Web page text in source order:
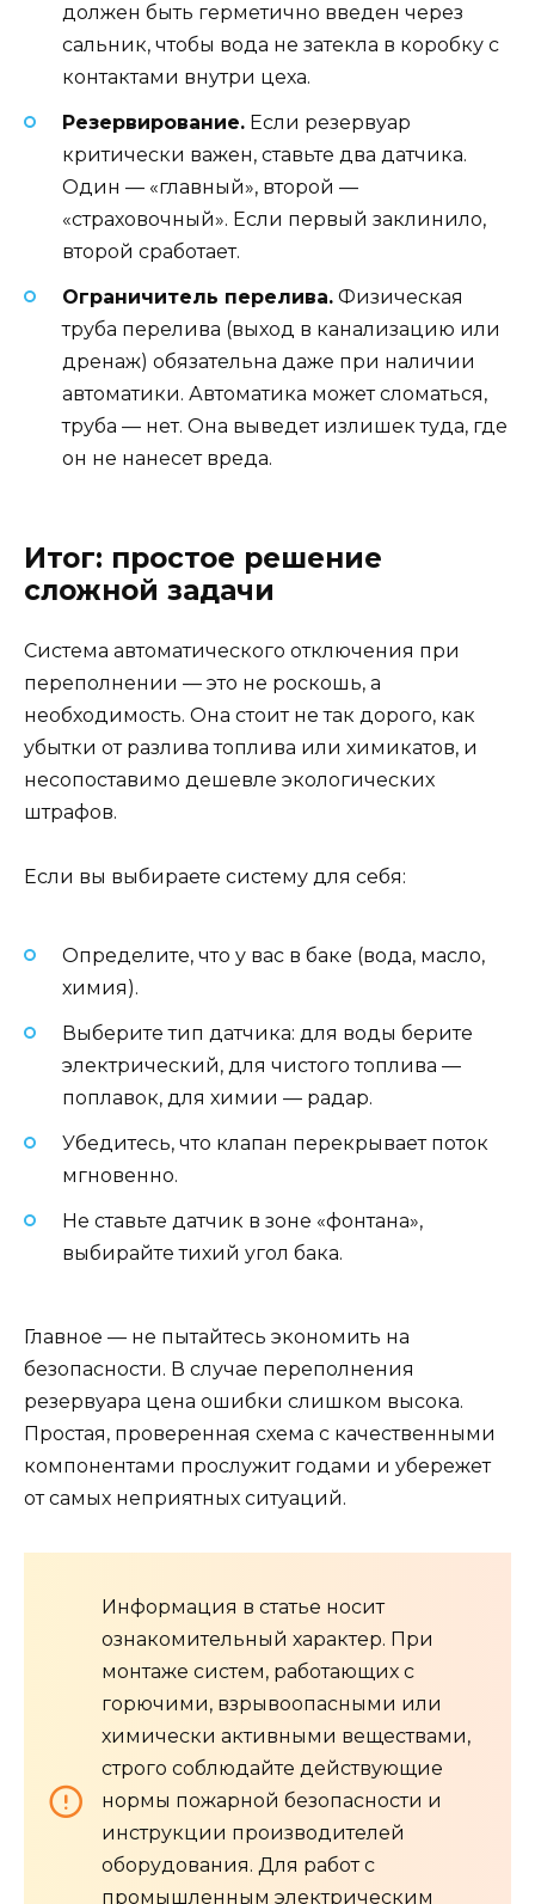
должен быть герметично введен через
сальник, чтобы вода не затекла в коробку с
контактами внутри цеха.
Резервирование. Если резервуар
критически важен, ставьте два датчика.
Один — «главный», второй —
«страховочный». Если первый заклинило,
второй сработает.
Ограничитель перелива. Физическая
труба перелива (выход в канализацию или
дренаж) обязательна даже при наличии
автоматики. Автоматика может сломаться,
труба — нет. Она выведет излишек туда, где
он не нанесет вреда.
Итог: простое решение
сложной задачи
Система автоматического отключения при
переполнении — это не роскошь, а
необходимость. Она стоит не так дорого, как
убытки от разлива топлива или химикатов, и
несопоставимо дешевле экологических
штрафов.
Если вы выбираете систему для себя:
Определите, что у вас в баке (вода, масло,
химия).
Выберите тип датчика: для воды берите
электрический, для чистого топлива —
поплавок, для химии — радар.
Убедитесь, что клапан перекрывает поток
мгновенно.
Не ставьте датчик в зоне «фонтана»,
выбирайте тихий угол бака.
Главное — не пытайтесь экономить на
безопасности. В случае переполнения
резервуара цена ошибки слишком высока.
Простая, проверенная схема с качественными
компонентами прослужит годами и убережет
от самых неприятных ситуаций.
Информация в статье носит
ознакомительный характер. При
монтаже систем, работающих с
горючими, взрывоопасными или
химически активными веществами,
строго соблюдайте действующие
нормы пожарной безопасности и
инструкции производителей
оборудования. Для работ с
промышленным электрическим